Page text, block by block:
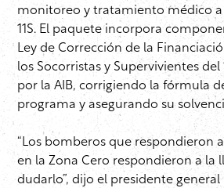
monitoreo y tratamiento médico a
11S. El paquete incorpora
Ley de Corrección de la
los Socorristas y Supervivientes del
por la AIB, corrigiendo la fórmula
programa y asegurando su
“Los bomberos que respondieron
en la Zona Cero respondieron a la
dudarlo”, dijo el presidente general